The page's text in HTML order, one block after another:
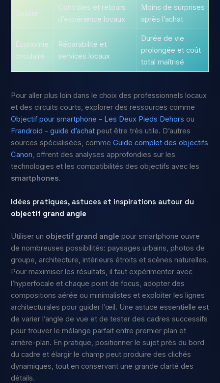
Qualité
Contrôles et retours
d’expérience locaux
Moins de surprises
après l’achat
Économie
circulaire
Réparabilité et
services locaux
Durée de vie
prolongée et coût
total maîtrisé
Pour aller plus loin dans le choix des professionnels locaux
et des circuits courts, explorer des ressources comme
Objectif pour smartphone – Les Deux Pieds Dehors ou
Frandroid – guide d’achat peut être très utile. D’autres
sources spécialisées, commeGuide complet des objectifs
Canon, offrent des analyses approfondies sur les
technologies et les compatibilités des objectifs avec les
smartphones.
Idées pratiques, astuces et inspirations autour du
objectif grand angle
Utiliser un objectif grand angle pour smartphone ouvre
de nombreuses possibilités: paysages urbains, photos de
groupe, architecture, intérieurs étroits et scènes naturelles.
Pour maximiser les résultats, il faut expérimenter avec
l’hyperfocale et chaque point de focus, adopter des
compositions aérée ou minimalistes et exploiter les lignes
architecturales pour guider l’œil. Une astuce essentielle est
de varier l’angle de vue et de tester des cadres successifs
pour trouver le mélange parfait entre premier plan et
arrière-plan. En pratique, positionner le sujet près du bord
du cadre et élargir le champ peut produire des clichés
dynamiques, tout en conservant une grande clarté des
détails.